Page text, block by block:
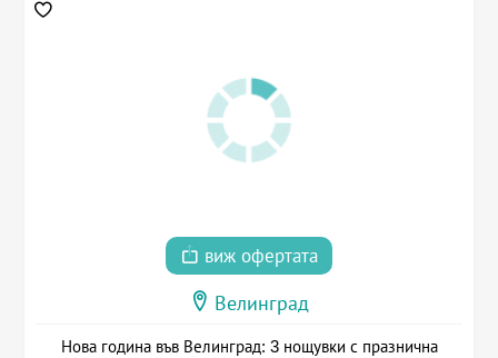
виж офертата
Велинград
Нова година във Велинград: 3 нощувки с празнична